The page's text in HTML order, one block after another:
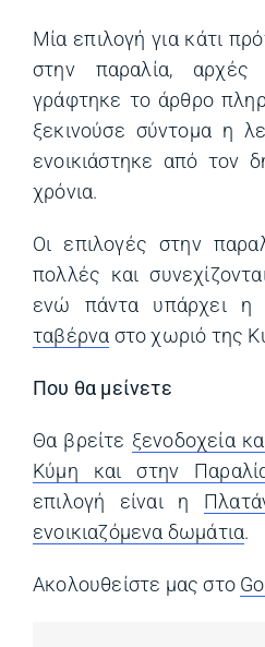
Μία επιλογή για κάτι
στην παραλία, αρχές
γράφτηκε το άρθρο
ξεκινούσε σύντομα η
ενοικιάστηκε από τον
χρόνια.
Οι επιλογές στην
πολλές και
ενώ πάντα υπάρχει η
ταβέρνα (opens in a new
στο χωριό της
Που θα μείνετε
Θα βρείτε ξενοδοχεία
Κύμη και στην
επιλογή είναι η
ενοικιαζόμενα δωμάτια.
Ακολουθείστε μας στο